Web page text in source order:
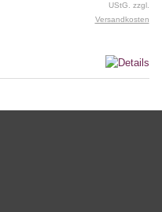
UStG. zzgl.
Versandkosten